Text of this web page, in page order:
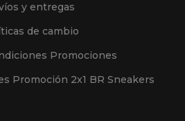
y entregas
de cambio
Promociones
Promoción 2x1 BR Sneakers